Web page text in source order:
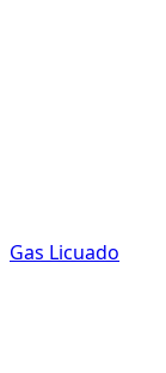
Gas Licuado